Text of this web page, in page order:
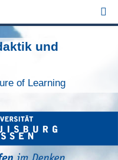
und
of Learning